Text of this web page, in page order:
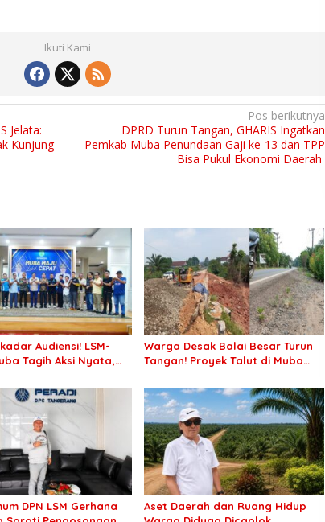
Ikuti Kami
Jelata:
Kunjung
Pos berikutnya
DPRD Turun Tangan, GHARIS Ingatkan
Pemkab Muba Penundaan Gaji ke-13 dan TPP
Bisa Pukul Ekonomi Daerah
Audiensi! LSM-
Tagih Aksi Nyata,
Konflik Agraria
Warga Desak Balai Besar Turun
Tangan! Proyek Talut di Muba
dan Mutu Pekerjaan
DPN LSM Gerhana
Aset Daerah dan Ruang Hidup